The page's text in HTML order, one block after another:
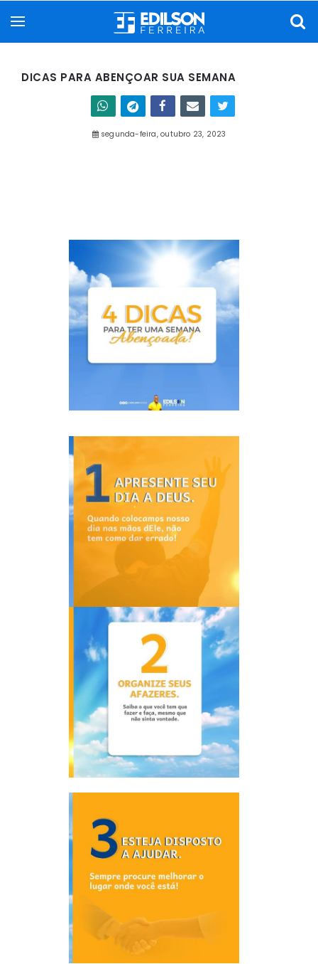
DICAS PARA ABENÇOAR SUA SEMANA
segunda-feira, outubro 23, 2023